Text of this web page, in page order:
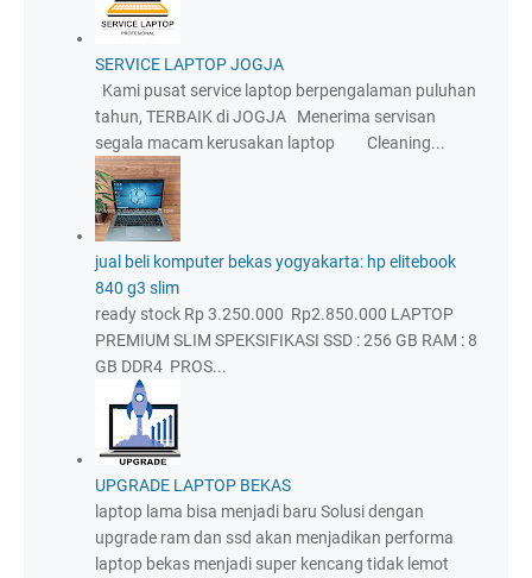
SERVICE LAPTOP JOGJA
Kami pusat service laptop berpengalaman puluhan
tahun, TERBAIK di JOGJA Menerima servisan
segala macam kerusakan laptop Cleaning...
jual beli komputer bekas yogyakarta: hp elitebook
840 g3 slim
ready stock Rp 3.250.000 Rp2.850.000 LAPTOP
PREMIUM SLIM SPEKSIFIKASI SSD : 256 GB RAM : 8
GB DDR4 PROS...
UPGRADE LAPTOP BEKAS
laptop lama bisa menjadi baru Solusi dengan
upgrade ram dan ssd akan menjadikan performa
laptop bekas menjadi super kencang tidak lemot